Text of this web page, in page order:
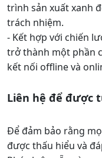
trình sản xuất xanh
trách nhiệm.
- Kết hợp với chiến
trở thành một phần
kết nối offline và
Liên hệ để được
Để đảm bảo rằng
được thấu hiểu và